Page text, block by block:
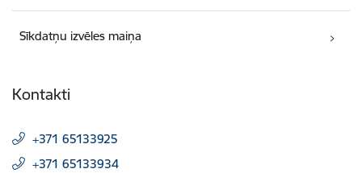
Sīkdatņu izvēles maiņa
Kontakti
+371 65133925
+371 65133934